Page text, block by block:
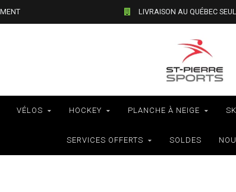
VÉLOS - RAMASSAGE EN
VÉLOS HOCKEY PLANCHE À NEIGE
SERVICES OFFERTS SOLDES